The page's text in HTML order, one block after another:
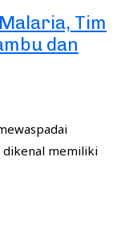
Tim
dan
dikenal memiliki